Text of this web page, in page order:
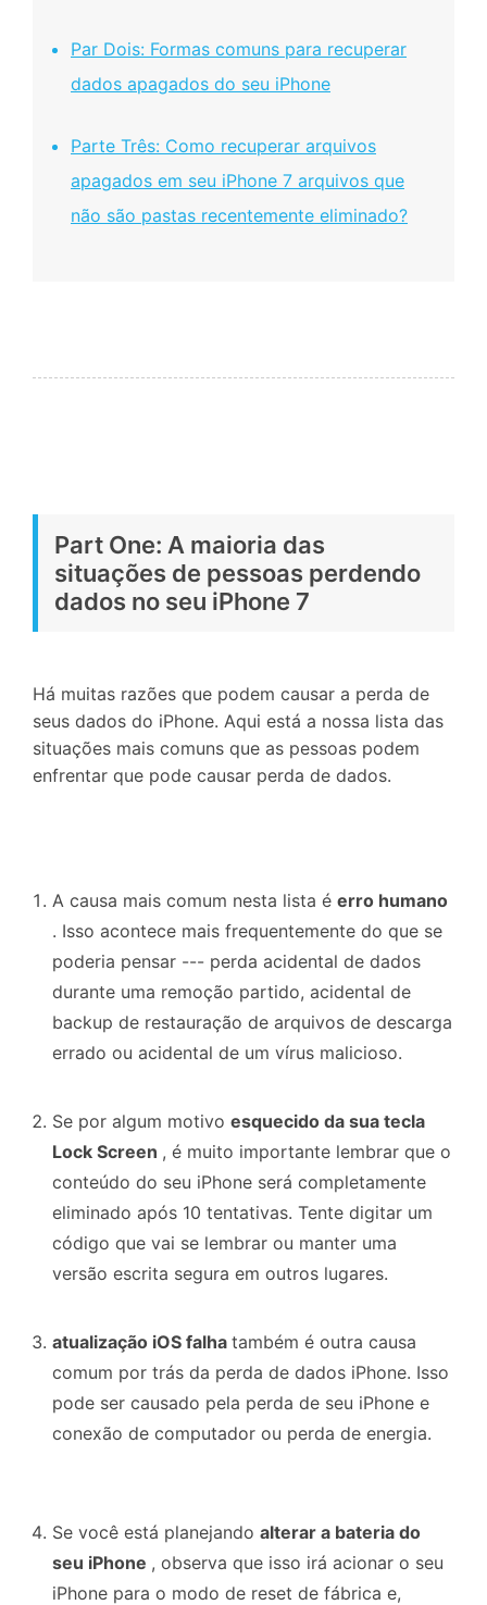
Par Dois: Formas comuns para recuperar
dados apagados do seu iPhone
Parte Três: Como recuperar arquivos
apagados em seu iPhone 7 arquivos que
não são pastas recentemente eliminado?
Part One: A maioria das
situações de pessoas perdendo
dados no seu iPhone 7
Há muitas razões que podem causar a perda de
seus dados do iPhone. Aqui está a nossa lista das
situações mais comuns que as pessoas podem
enfrentar que pode causar perda de dados.
A causa mais comum nesta lista é erro humano
. Isso acontece mais frequentemente do que se
poderia pensar --- perda acidental de dados
durante uma remoção partido, acidental de
backup de restauração de arquivos de descarga
errado ou acidental de um vírus malicioso.
Se por algum motivo esquecido da sua tecla
Lock Screen , é muito importante lembrar que o
conteúdo do seu iPhone será completamente
eliminado após 10 tentativas. Tente digitar um
código que vai se lembrar ou manter uma
versão escrita segura em outros lugares.
atualização iOS falha também é outra causa
comum por trás da perda de dados iPhone. Isso
pode ser causado pela perda de seu iPhone e
conexão de computador ou perda de energia.
Se você está planejando alterar a bateria do
seu iPhone , observa que isso irá acionar o seu
iPhone para o modo de reset de fábrica e,